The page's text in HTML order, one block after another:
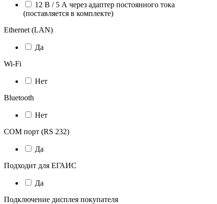
12 В / 5 А через адаптер постоянного тока
(поставляется в комплекте)
Ethernet (LAN)
Да
Wi-Fi
Нет
Bluetooth
Нет
COM порт (RS 232)
Да
Подходит для ЕГАИС
Да
Подключение дисплея покупателя